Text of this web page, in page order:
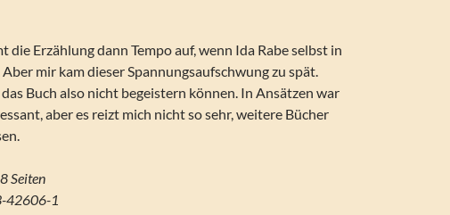
die Erzählung dann Tempo auf, wenn Ida Rabe selbst in
mir kam dieser Spannungsaufschwung zu spät.
Buch also nicht begeistern können. In Ansätzen war
aber es reizt mich nicht so sehr, weitere Bücher
Seiten
42606-1